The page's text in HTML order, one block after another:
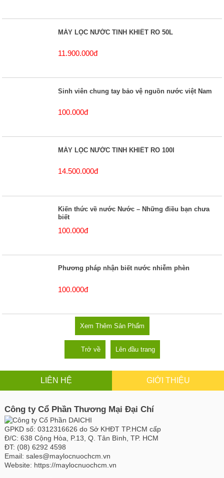
MÁY LỌC NƯỚC TINH KHIẾT RO 50L
11.900.000đ
Sinh viên chung tay bảo vệ nguồn nước việt Nam
100.000đ
MÁY LỌC NƯỚC TINH KHIẾT RO 100l
14.500.000đ
Kiến thức về nước Nước – Những điều bạn chưa
biết
100.000đ
Phương pháp nhận biết nước nhiễm phèn
100.000đ
Xem Thêm Sản Phẩm
Trở về Lên đầu trang
LIÊN HỆ GIỚI THIỆU
Công ty Cổ Phần Thương Mại Đại Chí
GPKD số: 0312316626 do Sở KHĐT TP.HCM cấp
Đ/C: 638 Cộng Hòa, P.13, Q. Tân Bình, TP. HCM
ĐT: (08) 6292 4598
Email: sales@maylocnuochcm.vn
Website: https://maylocnuochcm.vn